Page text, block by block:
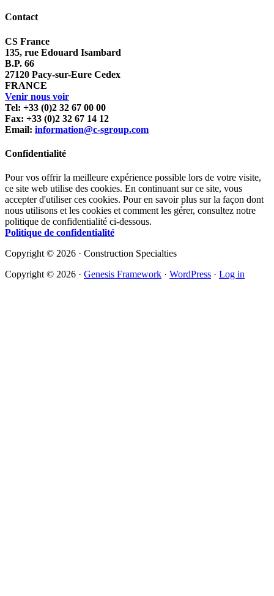
Contact
CS France
135, rue Edouard Isambard
B.P. 66
27120 Pacy-sur-Eure Cedex
FRANCE
Venir nous voir
Tel: +33 (0)2 32 67 00 00
Fax: +33 (0)2 32 67 14 12
Email: information@c-sgroup.com
Confidentialité
Pour vos offrir la meilleure expérience possible lors de votre visite,
ce site web utilise des cookies. En continuant sur ce site, vous
accepter d'utiliser ces cookies. Pour en savoir plus sur la façon dont
nous utilisons et les cookies et comment les gérer, consultez notre
politique de confidentialité ci-dessous.
Politique de confidentialité
Copyright © 2026 · Construction Specialties
Copyright © 2026 · Genesis Framework · WordPress · Log in